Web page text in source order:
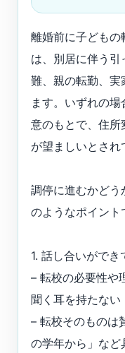
離婚前に子どもの
は、別居に伴う
難、親の転勤、実
ます。いずれの
意のもとで、住所
が望ましいとされ
調停に進むかどう
のようなポイント
1. 話し合いができ
– 転校の必要性や
聞く耳を持たない
– 転校そのものは
の学年から」など